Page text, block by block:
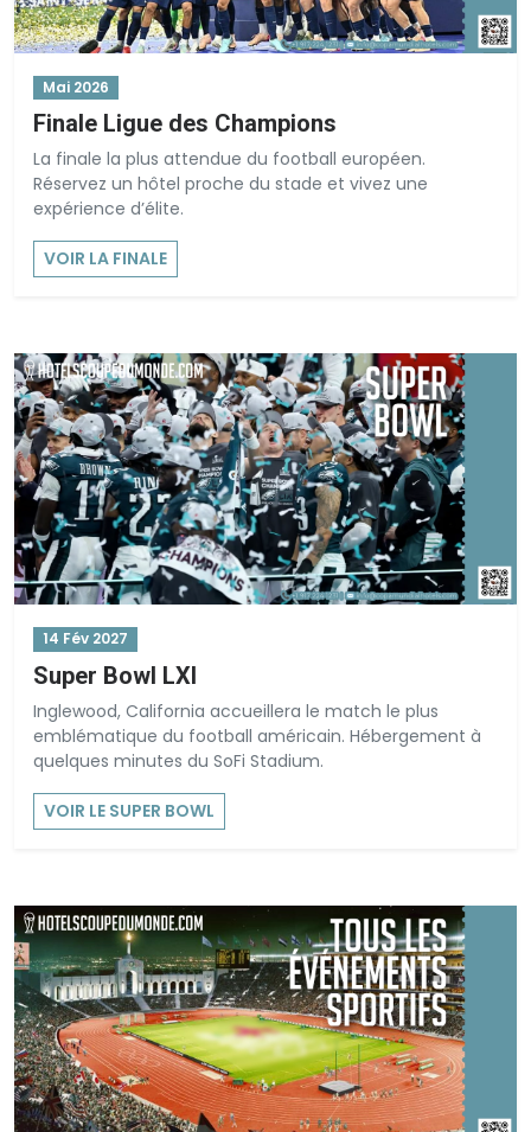
Mai 2026
Finale Ligue des Champions
La finale la plus attendue du football européen.
Réservez un hôtel proche du stade et vivez une
expérience d’élite.
VOIR LA FINALE
14 Fév 2027
Super Bowl LXI
Inglewood, California accueillera le match le plus
emblématique du football américain. Hébergement à
quelques minutes du SoFi Stadium.
VOIR LE SUPER BOWL